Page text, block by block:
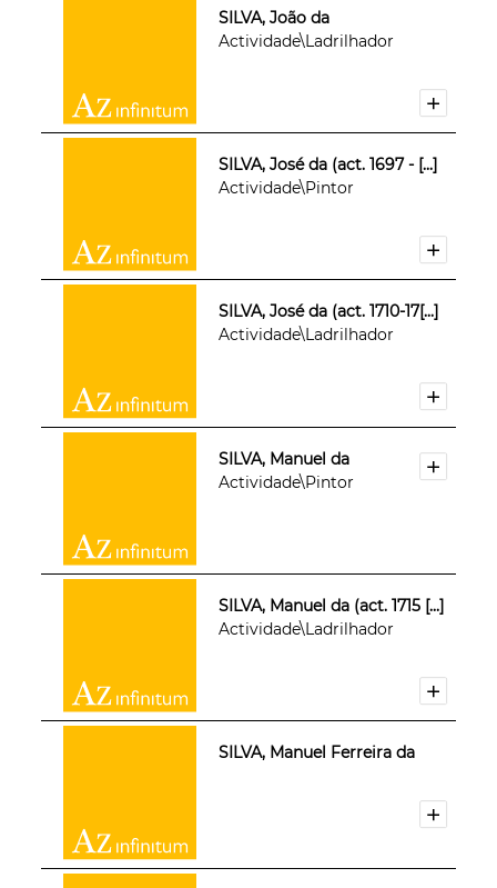
SILVA, João da
Actividade\Ladrilhador
SILVA, José da (act. 1697 - [...]
Actividade\Pintor
SILVA, José da (act. 1710-17[...]
Actividade\Ladrilhador
SILVA, Manuel da
Actividade\Pintor
SILVA, Manuel da (act. 1715 [...]
Actividade\Ladrilhador
SILVA, Manuel Ferreira da